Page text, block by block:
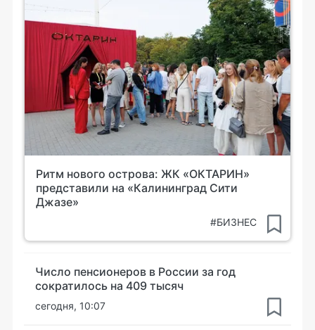
Ритм нового острова: ЖК «ОКТАРИН»
представили на «Калининград Сити
Джазе»
#БИЗНЕС
Число пенсионеров в России за год
сократилось на 409 тысяч
сегодня, 10:07